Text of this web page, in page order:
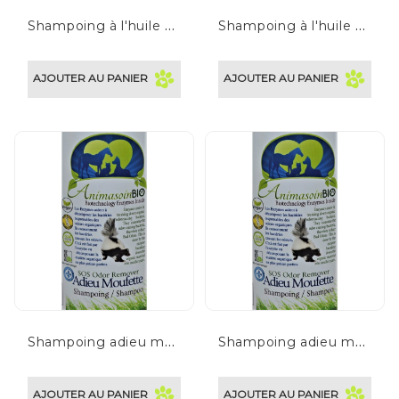
S
hampoing à l'huile d'argan
AJOUTER AU PANIER
S
hampoing à l'huile de karité
AJOUTER AU PANIER
S
hampoing adieu moufette Formule pour chat
AJOUTER AU PANIER
S
hampoing adieu moufette Formule pour chien
AJOUTER AU PANIER